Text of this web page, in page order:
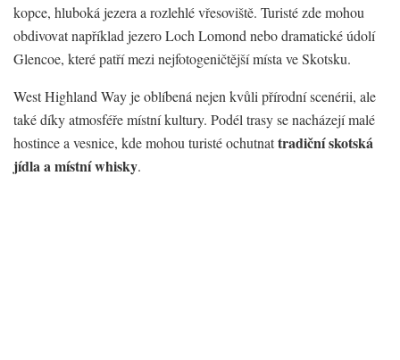
kopce, hluboká jezera a rozlehlé vřesoviště. Turisté zde mohou
obdivovat například jezero Loch Lomond nebo dramatické údolí
Glencoe, které patří mezi nejfotogeničtější místa ve Skotsku.
West Highland Way je oblíbená nejen kvůli přírodní scenérii, ale
také díky atmosféře místní kultury. Podél trasy se nacházejí malé
hostince a vesnice, kde mohou turisté ochutnattradiční skotská
jídla a místní whisky.